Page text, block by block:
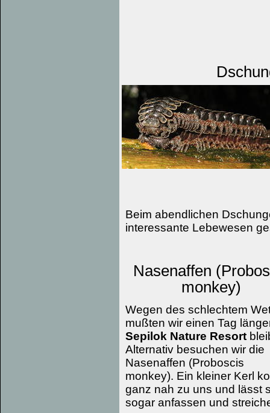
Beim abendlichen
interessante Lebewesen
Nasenaffen
monkey)
Wegen des schlechtem
mußten wir einen Tag
Sepilok Nature Resort
Alternativ besuchen wir die
Nasenaffen (Proboscis
monkey). Ein kleiner Kerl
ganz nah zu uns und lässt
sogar anfassen und